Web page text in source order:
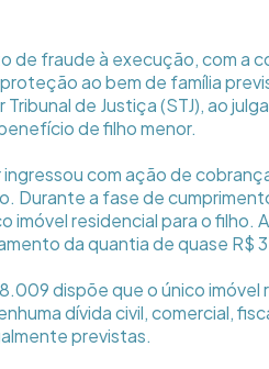
de fraude à execução, com a
ao bem de família
Tribunal de Justiça (STJ), ao
de filho menor.
ingressou com ação de
Durante a fase de
imóvel residencial para o
da quantia de quase R$
dispõe que o único
dívida civil, comercial,
previstas.